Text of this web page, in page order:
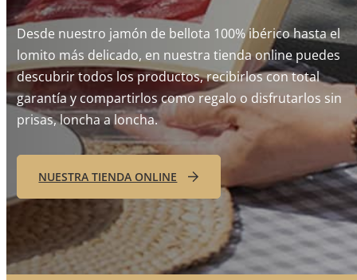
Desde nuestro jamón de bellota 100% ibérico hasta el
lomito más delicado, en nuestra tienda online puedes
descubrir todos los productos, recibirlos con total
garantía y compartirlos como regalo o disfrutarlos sin
prisas, loncha a loncha.
NUESTRA TIENDA ONLINE